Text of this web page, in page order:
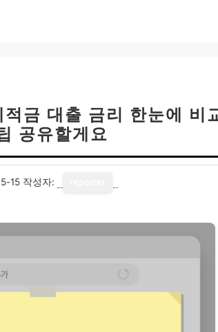
금 대출 금리 한눈에 비
공유할게요
15 작성자: